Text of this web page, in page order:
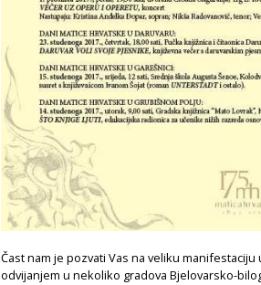
Čast nam je pozvati Vas na veliku
odvijanjem u nekoliko gradova Bjelovarsko-